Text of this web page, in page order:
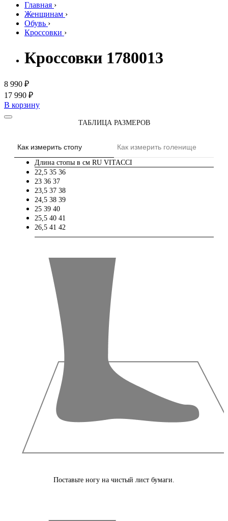
Главная ›
Женщинам ›
Обувь ›
Кроссовки ›
Кроссовки 1780013
8 990 ₽
17 990 ₽
В корзину
ТАБЛИЦА РАЗМЕРОВ
Как измерить стопу Как измерить голенище
Длина стопы в см RU VITACCI
22,5 35 36
23 36 37
23,5 37 38
24,5 38 39
25 39 40
25,5 40 41
26,5 41 42
Поставьте ногу на чистый лист бумаги.